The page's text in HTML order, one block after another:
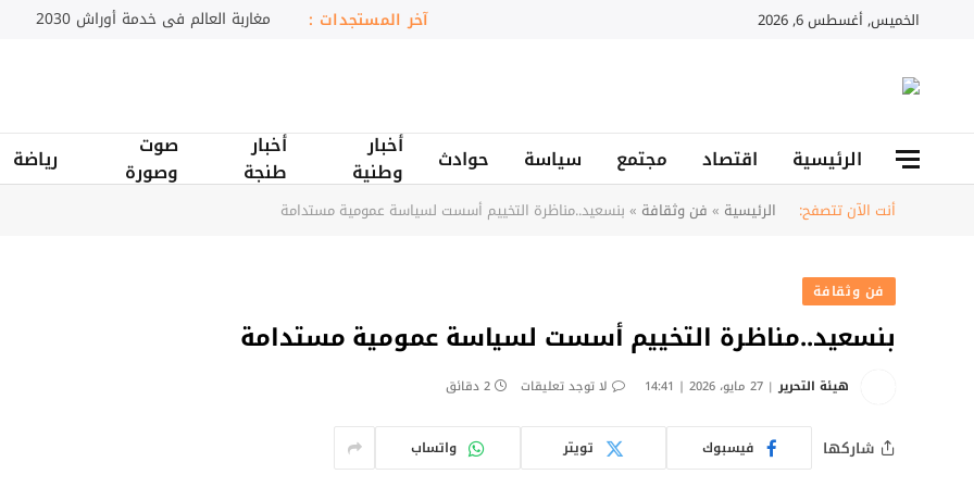
الخميس, أغسطس 6, 2026 آخر المستجدات : اقتحامات واعتقالات بالضفة الغربية
الرئيسية اقتصاد مجتمع سياسة حوادث
أخبار
وطنية
أخبار
طنجة
صوت
وصورة
رياضة
أنت الآن تتصفح: الرئيسية » فن وثقافة » بنسعيد..مناظرة التخييم أسست لسياسة عمومية مستدامة
فن وثقافة
بنسعيد..مناظرة التخييم أسست لسياسة عمومية مستدامة
هيئة التحرير 27 مايو، 2026 | 14:41 لا توجد تعليقات 2 دقائق
شاركها فيسبوك تويتر واتساب